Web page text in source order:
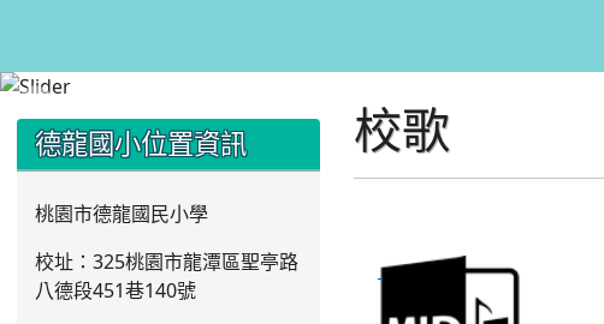
:::
校歌
::: 德龍國小位置資訊
桃園市德龍國民小學
校址：325桃園市龍潭區聖亭路
八德段451巷140號